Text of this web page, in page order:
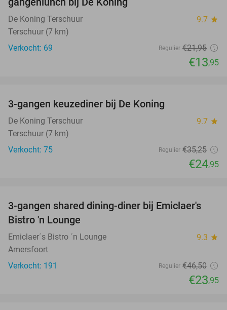
De Koning Terschuur 9.7 star
Terschuur (7 km)
Verkocht: 69
Regulier €21,95
€13,95
3-gangen keuzediner bij De Koning
De Koning Terschuur 9.7 star
Terschuur (7 km)
Verkocht: 75
Regulier €35,25
€24,95
48%
3-gangen shared dining-diner bij Emiclaer's
Bistro 'n Lounge
Emiclaer´s Bistro ´n Lounge 9.3 star
Amersfoort
Verkocht: 191
Regulier €46,50
€23,95